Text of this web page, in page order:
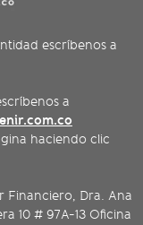
escríbenos a
a
haciendo clic
Financiero, Dra. Ana
10 # 97A-13 Oficina